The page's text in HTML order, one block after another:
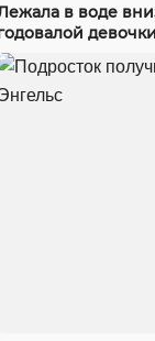
в воде